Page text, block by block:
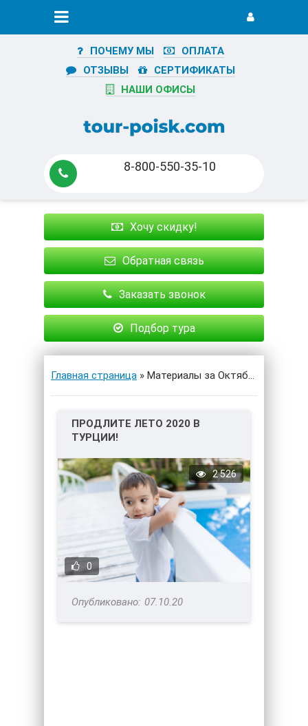
ПОЧЕМУ МЫ
ОПЛАТА
ОТЗЫВЫ
СЕРТИФИКАТЫ
НАШИ ОФИСЫ
8-800-550-35-10
Хочу скидку!
Обратная связь
Заказать звонок
Подбор тура
Главная страница » Материалы за Октябрь 2020 года
ПРОДЛИТЕ ЛЕТО 2020 В
ТУРЦИИ!
0
2 526
07.10.20